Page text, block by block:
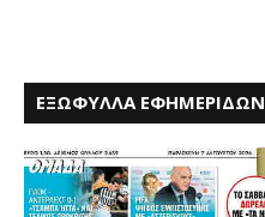
ΕΞΩΦΥΛΛΑ ΕΦΗΜΕΡΙΔΩΝ